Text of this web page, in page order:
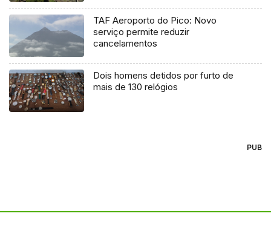
TAF Aeroporto do Pico: Novo
serviço permite reduzir
cancelamentos
Dois homens detidos por furto de
mais de 130 relógios
PUB